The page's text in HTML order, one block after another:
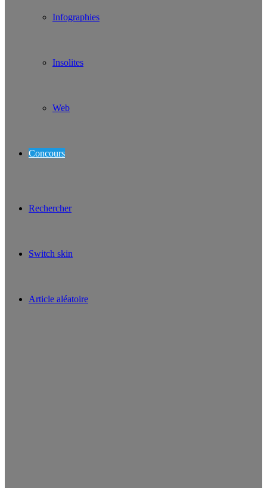
Infographies
Insolites
Web
Concours
Rechercher
Switch skin
Article aléatoire